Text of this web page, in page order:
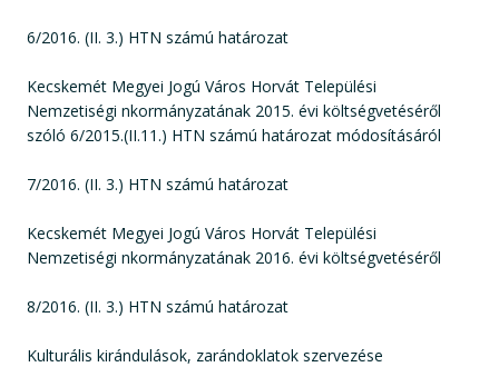
6/2016. (II. 3.) HTN számú határozat
Kecskemét Megyei Jogú Város Horvát Települési
Nemzetiségi nkormányzatának 2015. évi költségvetéséről
szóló 6/2015.(II.11.) HTN számú határozat módosításáról
7/2016. (II. 3.) HTN számú határozat
Kecskemét Megyei Jogú Város Horvát Települési
Nemzetiségi nkormányzatának 2016. évi költségvetéséről
8/2016. (II. 3.) HTN számú határozat
Kulturális kirándulások, zarándoklatok szervezése